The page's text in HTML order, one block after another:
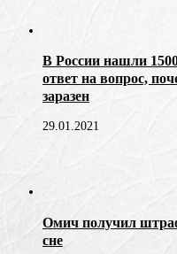
В России нашли
ответ на вопрос,
заразен
29.01.2021
Омич получил
сне